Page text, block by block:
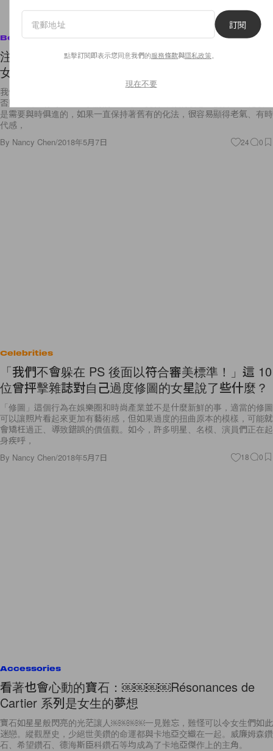
Beauty
注意！這 3 種常見的化妝法都過時了，快跟著日本
女生學習時下最時髦的「清透妝感步驟」
我們常常關注服裝流行資訊，但卻常忽略「化妝」也是需要跟上潮流的！
否則怎麼會有時候看到以前的照片，會覺得那樣的妝感很復古呢？化妝也
是需要與時俱進的，如果一直保持著舊有的化法，很容易顯得老氣、有時
代感，
By Nancy Chen/2018年5月7日 24 0
Celebrities
「我們不會躲在 PS 後面以符合審美標準！」這 10
位曾抨擊雜誌對自己過度修圖的女星說了些什麼？
「修圖」這個行為在娛樂圈和時尚產業並不是什麼新鮮的事，適當的修圖
可以讓照片看起來更加有藝術感，但如果過度的扭曲原本的模樣，可能就
會矯枉過正、導致錯誤的價值觀。如今，許多明星、名模、演員們正在起
身疾呼，
By Nancy Chen/2018年5月7日 18 0
Accessories
看著也會心動的寶石：￼￼￼￼Résonances de
Cartier 系列是女生的夢想
寶石如星星般閃亮的光茫讓人￼￼￼￼一見難忘，難怪可以令女生們如此
迷戀。縱觀歷史，少絕世美鑽的命運都與卡地亞交織在一起。威廉姆森鑽
石、希望鑽石、德海斯臣科鑽石等均成為了卡地亞傑作上的主角。
訂閱
點擊訂閱即表示您同意我們的服務條款與隱私政策
現在不要